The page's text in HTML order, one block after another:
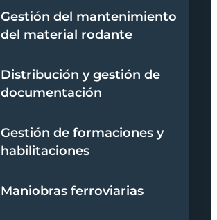
Gestión del mantenimiento
del material rodante
Distribución y gestión de
documentación
Gestión de formaciones y
habilitaciones
Maniobras ferroviarias